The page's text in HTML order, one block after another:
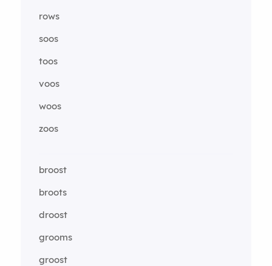
rows
soos
toos
voos
woos
zoos
broost
broots
droost
grooms
groost